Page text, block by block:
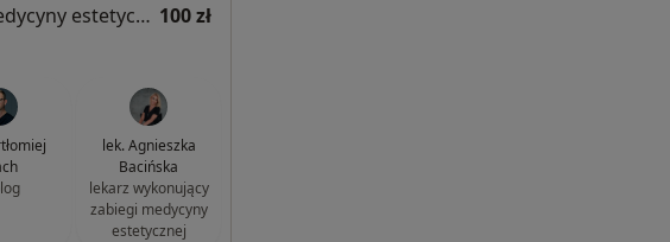
Konsultacja z zakresu medycyny estetycznej 100 zł
lek. Agnieszka
Bacińska
lekarz wykonujący
zabiegi medycyny
estetycznej